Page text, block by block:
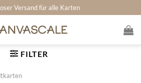
Versand für alle Karten
FILTER